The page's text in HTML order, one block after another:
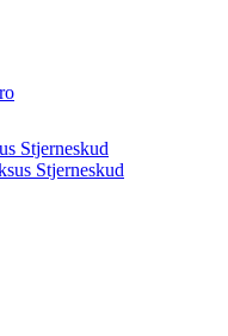
Stjerneskud
Stjerneskud